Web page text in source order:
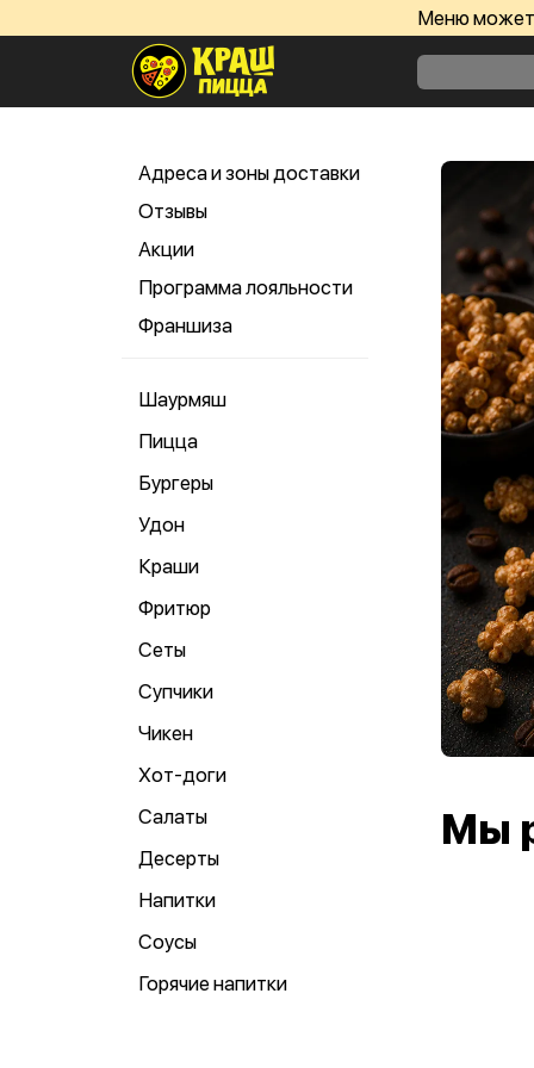
Меню может
Адреса и зоны доставки
Отзывы
Акции
Программа лояльности
Франшиза
Шаурмяш
Пицца
Бургеры
Удон
Краши
Фритюр
Сеты
Супчики
Чикен
Хот-доги
Салаты
Десерты
Напитки
Соусы
Горячие напитки
Мы